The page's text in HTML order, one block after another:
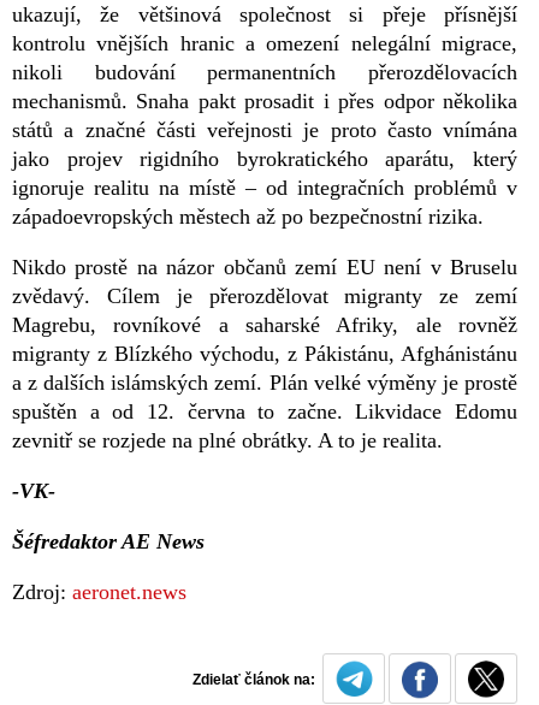
ukazují, že většinová společnost si přeje přísnější
kontrolu vnějších hranic a omezení nelegální migrace,
nikoli budování permanentních přerozdělovacích
mechanismů. Snaha pakt prosadit i přes odpor několika
států a značné části veřejnosti je proto často vnímána
jako projev rigidního byrokratického aparátu, který
ignoruje realitu na místě – od integračních problémů v
západoevropských městech až po bezpečnostní rizika.
Nikdo prostě na názor občanů zemí EU není v Bruselu
zvědavý. Cílem je přerozdělovat migranty ze zemí
Magrebu, rovníkové a saharské Afriky, ale rovněž
migranty z Blízkého východu, z Pákistánu, Afghánistánu
a z dalších islámských zemí. Plán velké výměny je prostě
spuštěn a od 12. června to začne. Likvidace Edomu
zevnitř se rozjede na plné obrátky. A to je realita.
-VK-
Šéfredaktor AE News
Zdroj: aeronet.news
Zdielať článok na: